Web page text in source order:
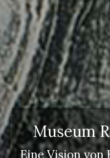
Museum
Eine Vision von
Erwachsene
Kinder